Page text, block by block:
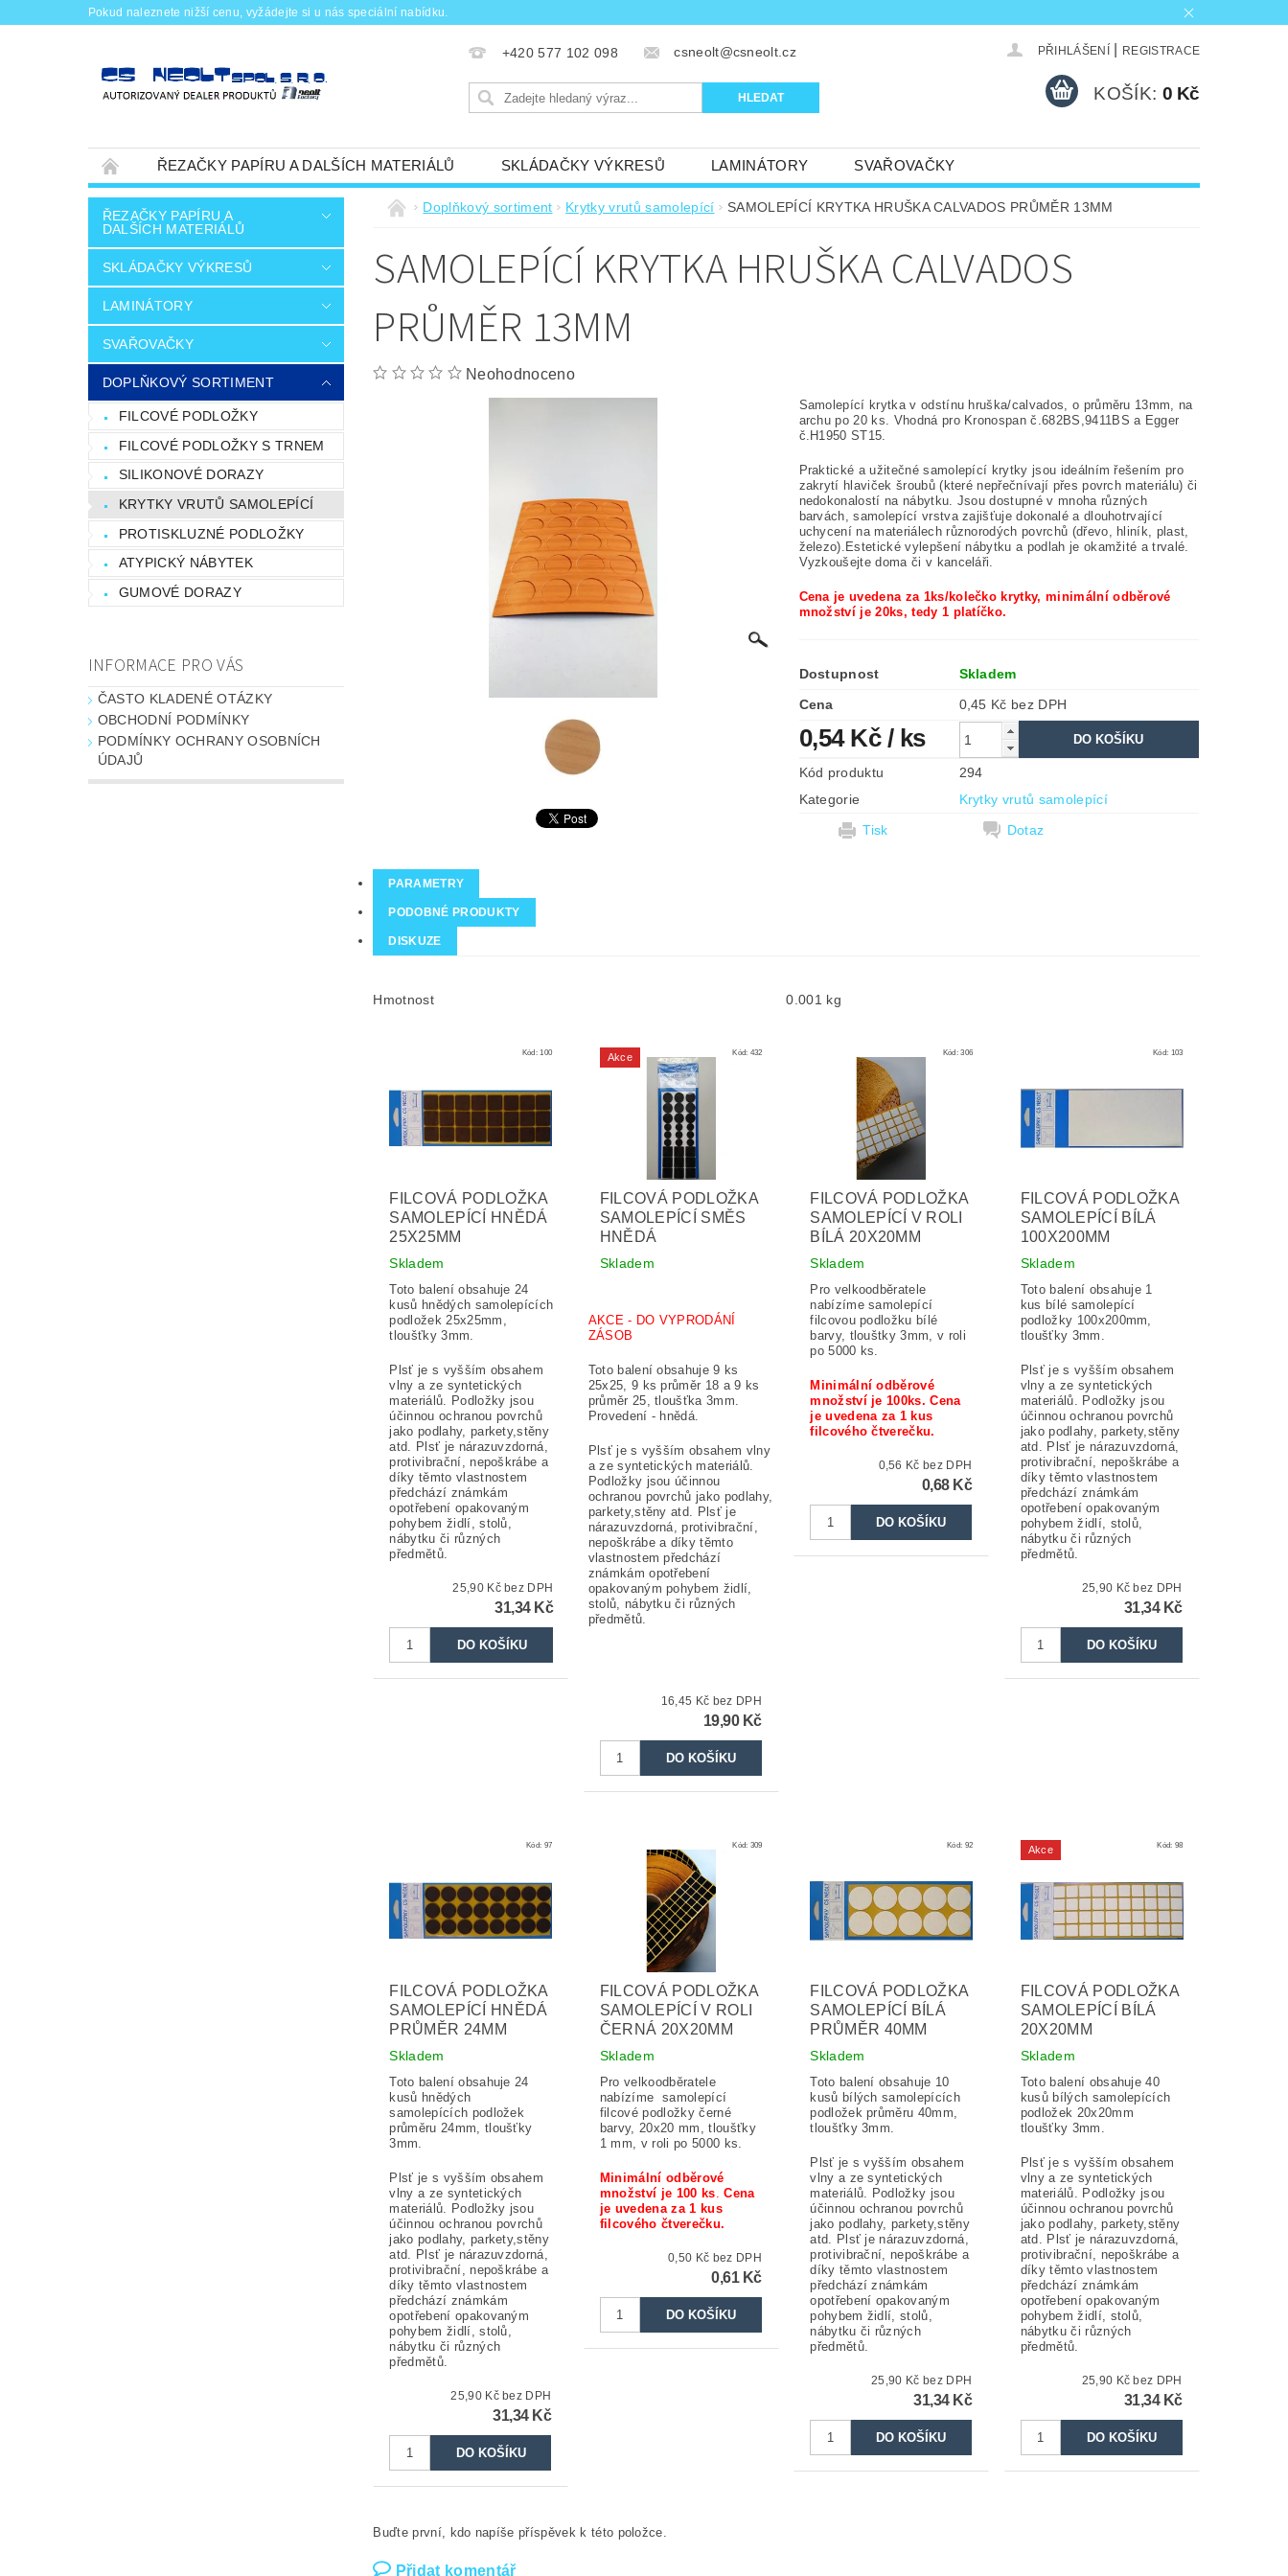
Pokud naleznete nižší cenu, vyžádejte si u nás speciální nabídku.
+420 577 102 098 csneolt@csneolt.cz PŘIHLÁŠENÍ REGISTRACE
KOŠÍK: 0 Kč
ŘEZAČKY PAPÍRU A DALŠÍCH MATERIÁLŮ SKLÁDAČKY VÝKRESŮ LAMINÁTORY SVAŘOVAČKY
DOPLŇKOVÝ SORTIMENT OBCHODNÍ PODMÍNKY KONTAKTY NAPIŠTE NÁM PODMÍNKY OCHRANY OSOBNÍCH ÚDAJŮ
ŘEZAČKY PAPÍRU A
DALŠÍCH MATERIÁLŮ
SKLÁDAČKY VÝKRESŮ
LAMINÁTORY
SVAŘOVAČKY
DOPLŇKOVÝ SORTIMENT
FILCOVÉ PODLOŽKY
FILCOVÉ PODLOŽKY S TRNEM
SILIKONOVÉ DORAZY
KRYTKY VRUTŮ SAMOLEPÍCÍ
PROTISKLUZNÉ PODLOŽKY
ATYPICKÝ NÁBYTEK
GUMOVÉ DORAZY
INFORMACE PRO VÁS
ČASTO KLADENÉ OTÁZKY
OBCHODNÍ PODMÍNKY
PODMÍNKY OCHRANY OSOBNÍCH
ÚDAJŮ
Doplňkový sortiment Krytky vrutů samolepící SAMOLEPÍCÍ KRYTKA HRUŠKA CALVADOS PRŮMĚR 13MM
SAMOLEPÍCÍ KRYTKA HRUŠKA CALVADOS
PRŮMĚR 13MM
Neohodnoceno
Samolepící krytka v odstínu hruška/calvados, o průměru 13mm, na
archu po 20 ks. Vhodná pro Kronospan č.682BS,9411BS a Egger
č.H1950 ST15.
Praktické a užitečné samolepící krytky jsou ideálním řešením pro
zakrytí hlaviček šroubů (které nepřečnívají přes povrch materiálu) či
nedokonalostí na nábytku. Jsou dostupné v mnoha různých
barvách, samolepící vrstva zajišťuje dokonalé a dlouhotrvající
uchycení na materiálech různorodých povrchů (dřevo, hliník, plast,
železo).Estetické vylepšení nábytku a podlah je okamžité a trvalé.
Vyzkoušejte doma či v kanceláři.
Cena je uvedena za 1ks/kolečko krytky, minimální odběrové
množství je 20ks, tedy 1 platíčko.
Dostupnost
Skladem
Cena
0,45 Kč bez DPH
0,54 Kč / ks
Kód produktu
294
Kategorie
Krytky vrutů samolepící
Tisk
Dotaz
PARAMETRY
PODOBNÉ PRODUKTY
DISKUZE
Hmotnost 0.001 kg
Kód:100
FILCOVÁ PODLOŽKA
SAMOLEPÍCÍ HNĚDÁ
25X25MM
Skladem
Toto balení obsahuje 24
kusů hnědých samolepících
podložek 25x25mm,
tloušťky 3mm.
Plsť je s vyšším obsahem
vlny a ze syntetických
materiálů. Podložky jsou
účinnou ochranou povrchů
jako podlahy, parkety,stěny
atd. Plsť je nárazuvzdorná,
protivibrační, nepoškrábe a
díky těmto vlastnostem
předchází známkám
opotřebení opakovaným
pohybem židlí, stolů,
nábytku či různých
předmětů.
25,90 Kč bez DPH
31,34 Kč
Akce Kód: 432
FILCOVÁ PODLOŽKA
SAMOLEPÍCÍ SMĚS
HNĚDÁ
Skladem
AKCE - DO VYPRODÁNÍ
ZÁSOB
Toto balení obsahuje 9 ks
25x25, 9 ks průměr 18 a 9 ks
průměr 25, tloušťka 3mm.
Provedení - hnědá.
Plsť je s vyšším obsahem vlny
a ze syntetických materiálů.
Podložky jsou účinnou
ochranou povrchů jako podlahy,
parkety,stěny atd. Plsť je
nárazuvzdorná, protivibrační,
nepoškrábe a díky těmto
vlastnostem předchází
známkám opotřebení
opakovaným pohybem židlí,
stolů, nábytku či různých
předmětů.
16,45 Kč bez DPH
19,90 Kč
Kód:306
FILCOVÁ PODLOŽKA
SAMOLEPÍCÍ V ROLI
BÍLÁ 20X20MM
Skladem
Pro velkoodběratele
nabízíme samolepící
filcovou podložku bílé
barvy, tlouštky 3mm, v roli
po 5000 ks.
Minimální odběrové
množství je 100ks. Cena
je uvedena za 1 kus
filcového čtverečku.
0,56 Kč bez DPH
0,68 Kč
Kód: 103
FILCOVÁ PODLOŽKA
SAMOLEPÍCÍ BÍLÁ
100X200MM
Skladem
Toto balení obsahuje 1
kus bílé samolepící
podložky 100x200mm,
tloušťky 3mm.
Plsť je s vyšším obsahem
vlny a ze syntetických
materiálů. Podložky jsou
účinnou ochranou povrchů
jako podlahy, parkety,stěny
atd. Plsť je nárazuvzdorná,
protivibrační, nepoškrábe a
díky těmto vlastnostem
předchází známkám
opotřebení opakovaným
pohybem židlí, stolů,
nábytku či různých
předmětů.
25,90 Kč bez DPH
31,34 Kč
Kód: 97
FILCOVÁ PODLOŽKA
SAMOLEPÍCÍ HNĚDÁ
PRŮMĚR 24MM
Skladem
Toto balení obsahuje 24
kusů hnědých
samolepících podložek
průměru 24mm, tloušťky
3mm.
Plsť je s vyšším obsahem
vlny a ze syntetických
materiálů. Podložky jsou
účinnou ochranou povrchů
jako podlahy, parkety,stěny
atd. Plsť je nárazuvzdorná,
protivibrační, nepoškrábe a
díky těmto vlastnostem
předchází známkám
opotřebení opakovaným
pohybem židlí, stolů,
nábytku či různých
předmětů.
25,90 Kč bez DPH
31,34 Kč
Kód: 309
FILCOVÁ PODLOŽKA
SAMOLEPÍCÍ V ROLI
ČERNÁ 20X20MM
Skladem
Pro velkoodběratele
nabízíme samolepící
filcové podložky černé
barvy, 20x20 mm, tloušťky
1 mm, v roli po 5000 ks.
Minimální odběrové
množství je 100 ks.Cena
je uvedena za 1 kus
filcového čtverečku.
0,50 Kč bez DPH
0,61 Kč
Kód: 92
FILCOVÁ PODLOŽKA
SAMOLEPÍCÍ BÍLÁ
PRŮMĚR 40MM
Skladem
Toto balení obsahuje 10
kusů bílých samolepících
podložek průměru 40mm,
tloušťky 3mm.
Plsť je s vyšším obsahem
vlny a ze syntetických
materiálů. Podložky jsou
účinnou ochranou povrchů
jako podlahy, parkety,stěny
atd. Plsť je nárazuvzdorná,
protivibrační, nepoškrábe a
díky těmto vlastnostem
předchází známkám
opotřebení opakovaným
pohybem židlí, stolů,
nábytku či různých
předmětů.
25,90 Kč bez DPH
31,34 Kč
Akce Kód:98
FILCOVÁ PODLOŽKA
SAMOLEPÍCÍ BÍLÁ
20X20MM
Skladem
Toto balení obsahuje 40
kusů bílých samolepících
podložek 20x20mm
tloušťky 3mm.
Plsť je s vyšším obsahem
vlny a ze syntetických
materiálů. Podložky jsou
účinnou ochranou povrchů
jako podlahy, parkety,stěny
atd. Plsť je nárazuvzdorná,
protivibrační, nepoškrábe a
díky těmto vlastnostem
předchází známkám
opotřebení opakovaným
pohybem židlí, stolů,
nábytku či různých
předmětů.
25,90 Kč bez DPH
31,34 Kč
Buďte první, kdo napíše příspěvek k této položce.
Přidat komentář